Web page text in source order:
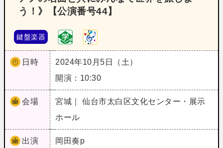
う！》【公演番号44】
鍵盤楽器
日時
2024年10月5日（土）
開演：10:30
会場
宮城｜ 仙台市太白区文化センター・展示
ホール
出演 岡田奏p